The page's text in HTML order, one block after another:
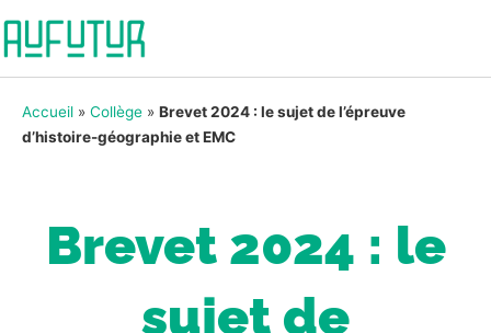
Accueil » Collège » Brevet 2024 : le sujet de l’épreuve
d’histoire-géographie et EMC
Brevet 2024 : le
sujet de